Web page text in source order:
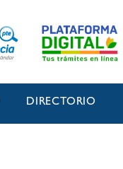
DIRECTORIO